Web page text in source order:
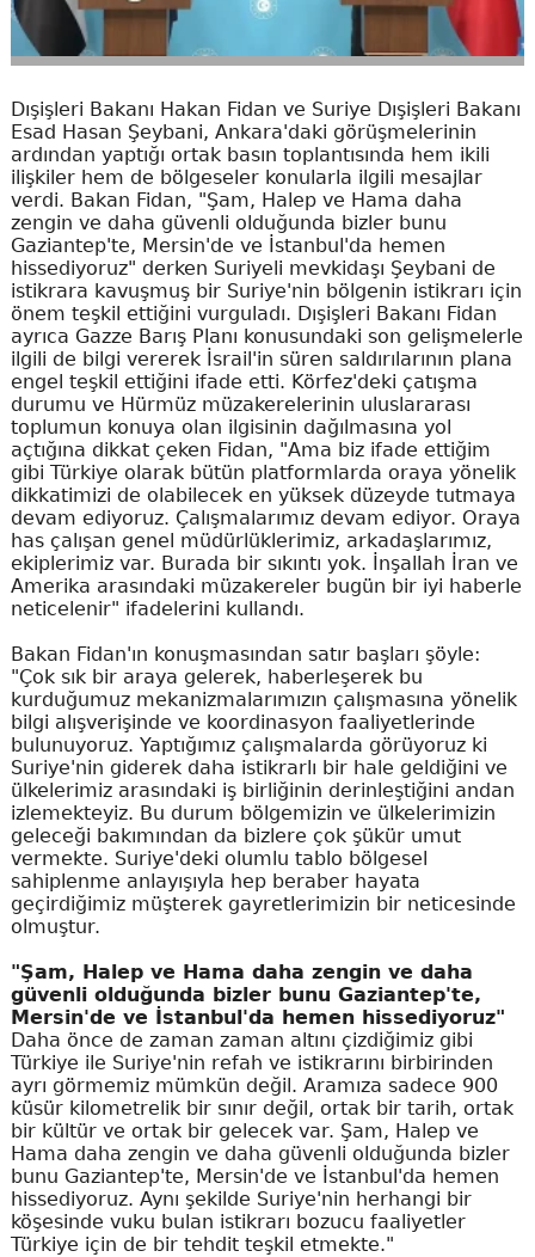
Dışişleri Bakanı Hakan Fidan ve Suriye Dışişleri Bakanı
Esad Hasan Şeybani, Ankara'daki görüşmelerinin
ardından yaptığı ortak basın toplantısında hem ikili
ilişkiler hem de bölgeseler konularla ilgili mesajlar
verdi. Bakan Fidan, "Şam, Halep ve Hama daha
zengin ve daha güvenli olduğunda bizler bunu
Gaziantep'te, Mersin'de ve İstanbul'da hemen
hissediyoruz" derken Suriyeli mevkidaşı Şeybani de
istikrara kavuşmuş bir Suriye'nin bölgenin istikrarı için
önem teşkil ettiğini vurguladı. Dışişleri Bakanı Fidan
ayrıca Gazze Barış Planı konusundaki son gelişmelerle
ilgili de bilgi vererek İsrail'in süren saldırılarının plana
engel teşkil ettiğini ifade etti. Körfez'deki çatışma
durumu ve Hürmüz müzakerelerinin uluslararası
toplumun konuya olan ilgisinin dağılmasına yol
açtığına dikkat çeken Fidan, "Ama biz ifade ettiğim
gibi Türkiye olarak bütün platformlarda oraya yönelik
dikkatimizi de olabilecek en yüksek düzeyde tutmaya
devam ediyoruz. Çalışmalarımız devam ediyor. Oraya
has çalışan genel müdürlüklerimiz, arkadaşlarımız,
ekiplerimiz var. Burada bir sıkıntı yok. İnşallah İran ve
Amerika arasındaki müzakereler bugün bir iyi haberle
neticelenir" ifadelerini kullandı.
Bakan Fidan'ın konuşmasından satır başları şöyle:
"Çok sık bir araya gelerek, haberleşerek bu
kurduğumuz mekanizmalarımızın çalışmasına yönelik
bilgi alışverişinde ve koordinasyon faaliyetlerinde
bulunuyoruz. Yaptığımız çalışmalarda görüyoruz ki
Suriye'nin giderek daha istikrarlı bir hale geldiğini ve
ülkelerimiz arasındaki iş birliğinin derinleştiğini andan
izlemekteyiz. Bu durum bölgemizin ve ülkelerimizin
geleceği bakımından da bizlere çok şükür umut
vermekte. Suriye'deki olumlu tablo bölgesel
sahiplenme anlayışıyla hep beraber hayata
geçirdiğimiz müşterek gayretlerimizin bir neticesinde
olmuştur.
"Şam, Halep ve Hama daha zengin ve daha
güvenli olduğunda bizler bunu Gaziantep'te,
Mersin'de ve İstanbul'da hemen hissediyoruz"
Daha önce de zaman zaman altını çizdiğimiz gibi
Türkiye ile Suriye'nin refah ve istikrarını birbirinden
ayrı görmemiz mümkün değil. Aramıza sadece 900
küsür kilometrelik bir sınır değil, ortak bir tarih, ortak
bir kültür ve ortak bir gelecek var. Şam, Halep ve
Hama daha zengin ve daha güvenli olduğunda bizler
bunu Gaziantep'te, Mersin'de ve İstanbul'da hemen
hissediyoruz. Aynı şekilde Suriye'nin herhangi bir
köşesinde vuku bulan istikrarı bozucu faaliyetler
Türkiye için de bir tehdit teşkil etmekte."